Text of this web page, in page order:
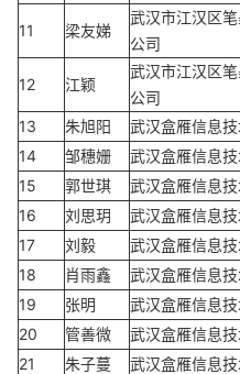
11 梁友娣
武汉市江汉区
公司
12 江颖
武汉市江汉区
公司
13 朱旭阳 武汉盒雁信息
14
邹穗姗 武汉盒雁信息
15
郭世琪 武汉盒雁信息
16
刘思玥 武汉盒雁信息
17
刘毅 武汉盒雁信息
18
肖雨鑫 武汉盒雁信息
19
张明 武汉盒雁信息
20
管善微 武汉盒雁信息
21
朱子蔓 武汉盒雁信息